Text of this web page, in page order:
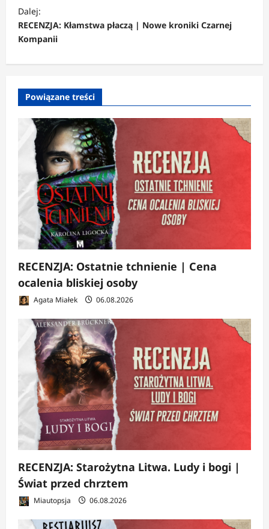
a
c
z
w
i
Dalej:
RECENZJA: Kłamstwa płaczą | Nowe kroniki Czarnej
Kompanii
Powiązane treści
RECENZJA: Ostatnie tchnienie | Cena
ocalenia bliskiej osoby
Agata Miałek 06.08.2026
RECENZJA: Starożytna Litwa. Ludy i bogi |
Świat przed chrztem
Miautopsja 06.08.2026